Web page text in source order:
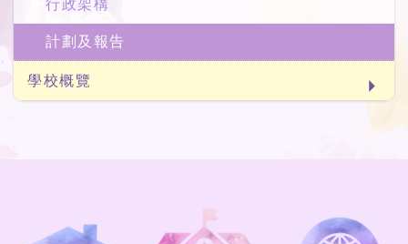
行政架構
計劃及報告
學校概覽